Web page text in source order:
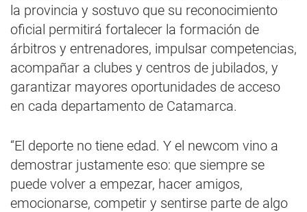
la provincia y sostuvo que su reconocimiento
oficial permitirá fortalecer la formación de
árbitros y entrenadores, impulsar competencias,
acompañar a clubes y centros de jubilados, y
garantizar mayores oportunidades de acceso
en cada departamento de Catamarca.
“El deporte no tiene edad. Y el newcom vino a
demostrar justamente eso: que siempre se
puede volver a empezar, hacer amigos,
emocionarse, competir y sentirse parte de algo